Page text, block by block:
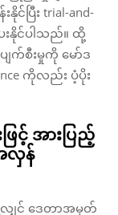
င်ပြီး trial-and-
ေးနိုင်ပါသည်။ ထို့
ျက်စီးမှုကို မော်ဒ
ကိုလည်း ပံ့ပိုး
င့် အားပြည့်
လှန်
လျှင် ဒေတာအမှတ်